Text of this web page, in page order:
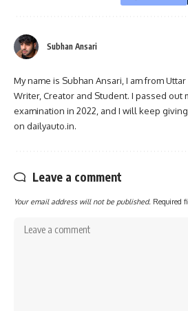
Subhan Ansari
My name is Subhan Ansari, I am from
Writer, Creator and Student. I passed out
examination in 2022, and I will keep
on dailyauto.in.
Leave a comment
Your email address will not be published. Required